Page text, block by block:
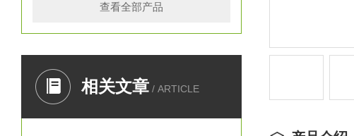
查看全部产品
相关文章 / ARTICLE